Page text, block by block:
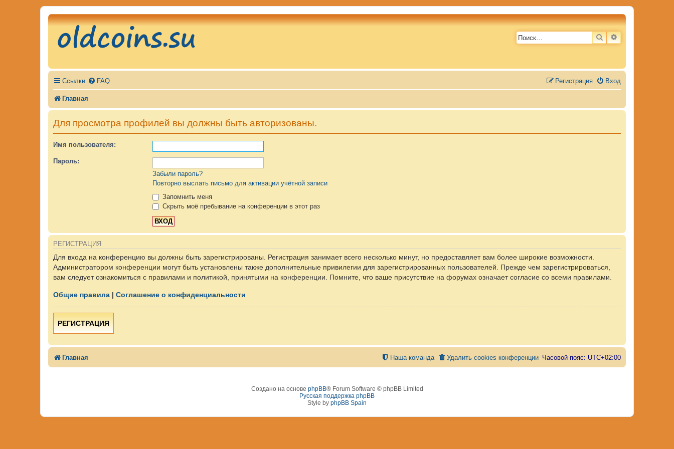
ПОИСКРАСШИРЕННЫЙ
Ссылки FAQ Вход
Регистрация
Главная
Для просмотра профилей вы должны быть авторизованы.
Имя пользователя:
Пароль:
Забыли пароль?
Повторно выслать письмо для активации учётной записи
Запомнить меня
Скрыть моё пребывание на конференции в этот раз
РЕГИСТРАЦИЯ
Для входа на конференцию вы должны быть зарегистрированы. Регистрация занимает всего несколько минут, но предоставляет вам более широкие возможности.
Администратором конференции могут быть установлены также дополнительные привилегии для зарегистрированных пользователей. Прежде чем зарегистрироваться,
вам следует ознакомиться с правилами и политикой, принятыми на конференции. Помните, что ваше присутствие на форумах означает согласие со всеми правилами.
Общие правила | Соглашение о конфиденциальности
РЕГИСТРАЦИЯ
Главная Часовой пояс: UTC+02:00
Удалить cookies конференции
Наша команда
Создано на основе phpBB® Forum Software © phpBB Limited
Русская поддержка phpBB
Style by phpBB Spain